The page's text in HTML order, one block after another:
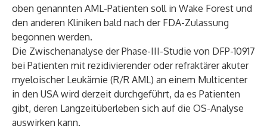
oben genannten AML-Patienten soll in Wake Forest und
den anderen Kliniken bald nach der FDA-Zulassung
begonnen werden.
Die Zwischenanalyse der Phase-III-Studie von DFP-10917
bei Patienten mit rezidivierender oder refraktärer akuter
myeloischer Leukämie (R/R AML) an einem Multicenter
in den USA wird derzeit durchgeführt, da es Patienten
gibt, deren Langzeitüberleben sich auf die OS-Analyse
auswirken kann.